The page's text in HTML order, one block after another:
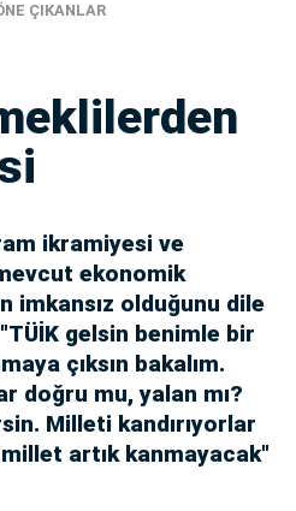
ÇIKANLAR
ikramiyesi ve
ekonomik
imkansız olduğunu dile
gelsin benimle bir
çıksın bakalım.
doğru mu, yalan mı?
Milleti kandırıyorlar
artık kanmayacak"